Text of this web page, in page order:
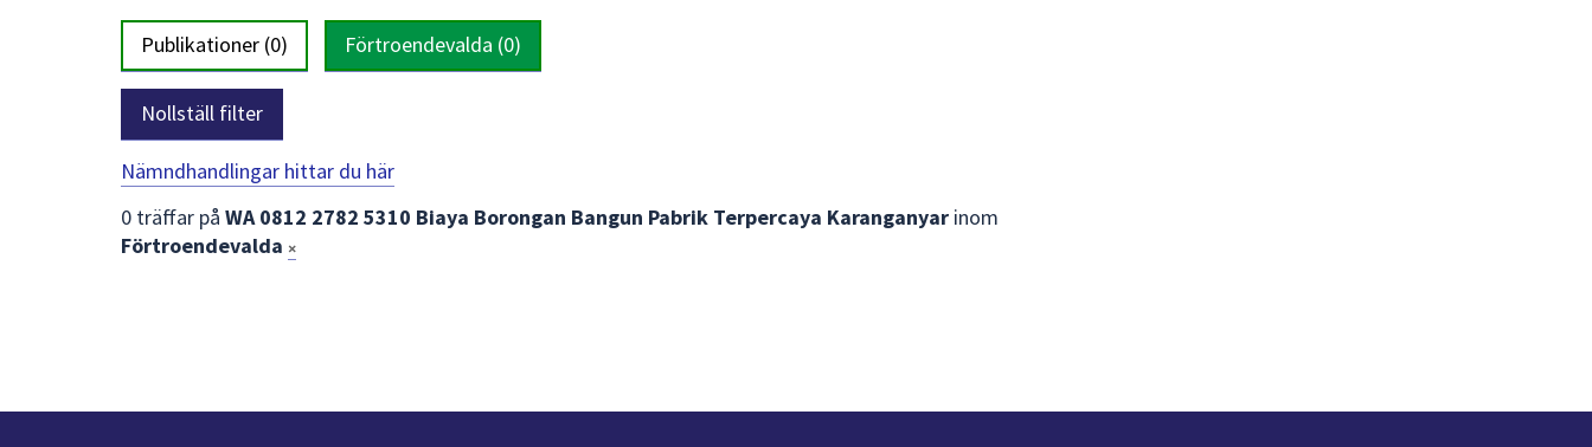
på
webbplatsen.
När
börjar
skriva
i
sökfältet
kommer
Använd
Gå
direkt
till
sökresultat
Publikationer (0) Förtroendevalda (0)
Nollställ filter
Nämndhandlingar hittar du här
Lista
med
0 träffar på WA 0812 2782 5310 Biaya Borongan Bangun Pabrik Terpercaya Karanganyar inom
Förtroendevalda ×